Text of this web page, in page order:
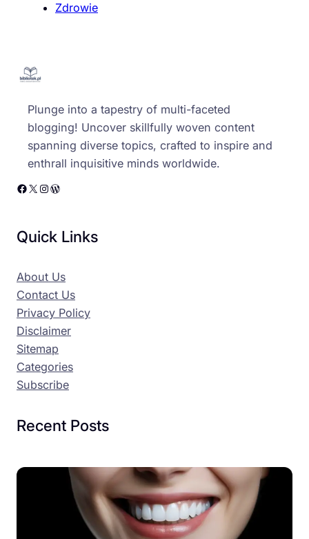
Zdrowie
Plunge into a tapestry of multi-faceted
blogging! Uncover skillfully woven content
spanning diverse topics, crafted to inspire and
enthrall inquisitive minds worldwide.
Facebook X Instagram WordPress
Quick Links
About Us
Contact Us
Privacy Policy
Disclaimer
Sitemap
Categories
Subscribe
Recent Posts